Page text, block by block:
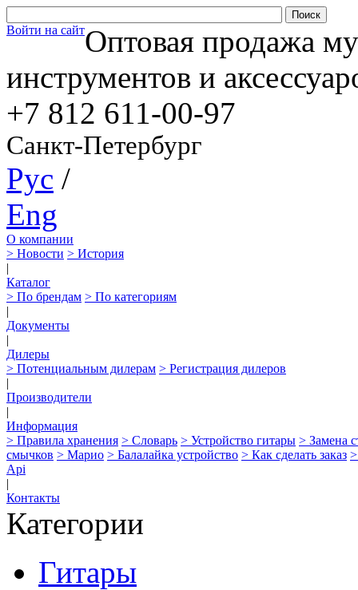
Войти на сайтОптовая продажа
инструментов и
+7 812 611-00-97
Санкт-Петербург
Рус /
Eng
О компании
> Новости > История
|
Каталог
> По брендам > По категориям
|
Документы
|
Дилеры
> Потенциальным дилерам > Регистрация дилеров
|
Производители
|
Информация
> Правила хранения > Словарь > Устройство гитары > Замена
смычков > Марио > Балалайка устройство > Как сделать заказ
Api
|
Контакты
Категории
Гитары